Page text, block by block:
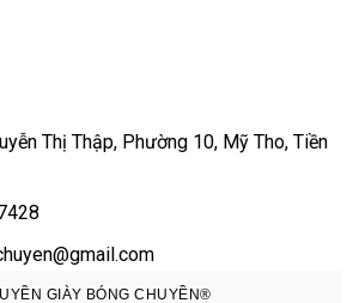
Thị Thập, Phường 10, Mỹ Tho, Tiền
GIÀY BÓNG CHUYỀN®️